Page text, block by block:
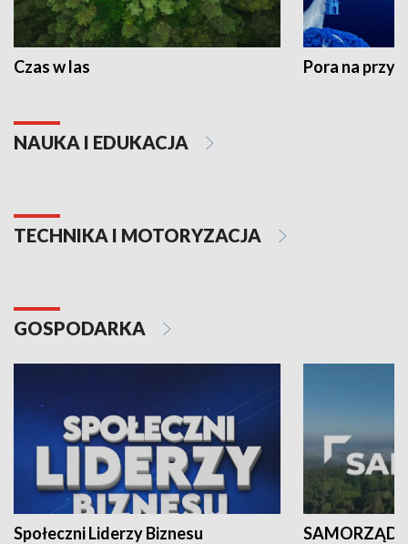
Czas w las Pora na
NAUKA I EDUKACJA
TECHNIKA I MOTORYZACJA
GOSPODARKA
Społeczni Liderzy Biznesu SAMORZĄD